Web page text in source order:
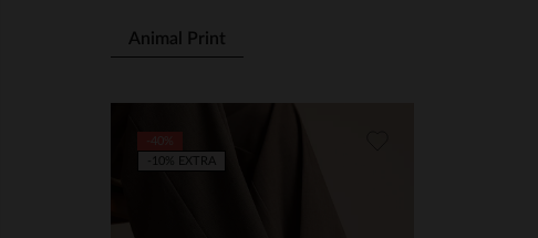
Animal Print
-10% EXTRA